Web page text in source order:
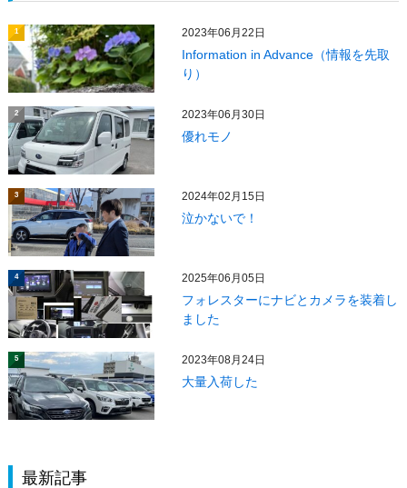
1 2023年06月22日
Information in Advance（情報を先取
り）
2 2023年06月30日
優れモノ
3 2024年02月15日
泣かないで！
4 2025年06月05日
フォレスターにナビとカメラを装着し
ました
5 2023年08月24日
大量入荷した
最新記事